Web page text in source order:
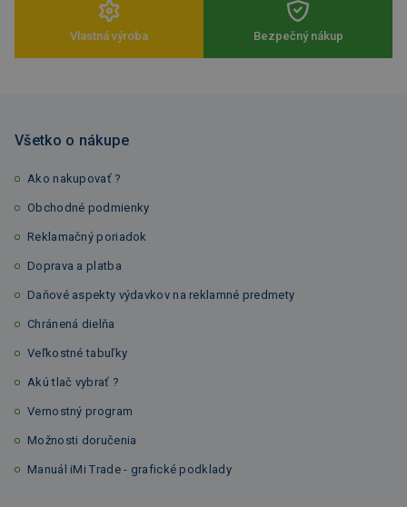
Vlastná výroba Bezpečný nákup
Všetko o nákupe
Ako nakupovať ?
Obchodné podmienky
Reklamačný poriadok
Doprava a platba
Daňové aspekty výdavkov na reklamné predmety
Chránená dielňa
Veľkostné tabuľky
Akú tlač vybrať ?
Vernostný program
Možnosti doručenia
Manuál iMi Trade - grafické podklady